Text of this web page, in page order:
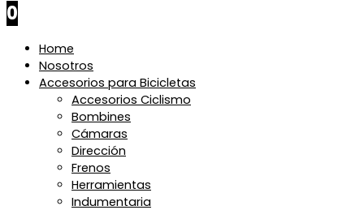
0
Home
Nosotros
Accesorios para Bicicletas
Accesorios Ciclismo
Bombines
Cámaras
Dirección
Frenos
Herramientas
Indumentaria